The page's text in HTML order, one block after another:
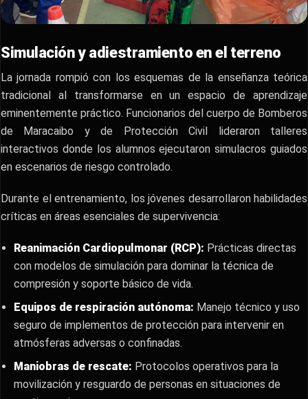
​Simulación y adiestramiento en el terreno
​La jornada rompió con los esquemas de la enseñanza teórica
tradicional al transformarse en un espacio de aprendizaje
eminentemente práctico. Funcionarios del cuerpo de Bomberos
de Maracaibo y de Protección Civil lideraron talleres
interactivos donde los alumnos ejecutaron simulacros guiados
en escenarios de riesgo controlado.
​Durante el entrenamiento, los jóvenes desarrollaron habilidades
críticas en áreas esenciales de supervivencia:
Reanimación Cardiopulmonar (RCP): Prácticas directas
con modelos de simulación para dominar la técnica de
compresión y soporte básico de vida.
Equipos de respiración autónoma: Manejo técnico y uso
seguro de implementos de protección para intervenir en
atmósferas adversas o confinadas.
Maniobras de rescate: Protocolos operativos para la
movilización y resguardo de personas en situaciones de